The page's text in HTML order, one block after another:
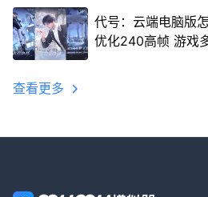
代号：云端电脑版
优化240高帧 游戏
查看更多